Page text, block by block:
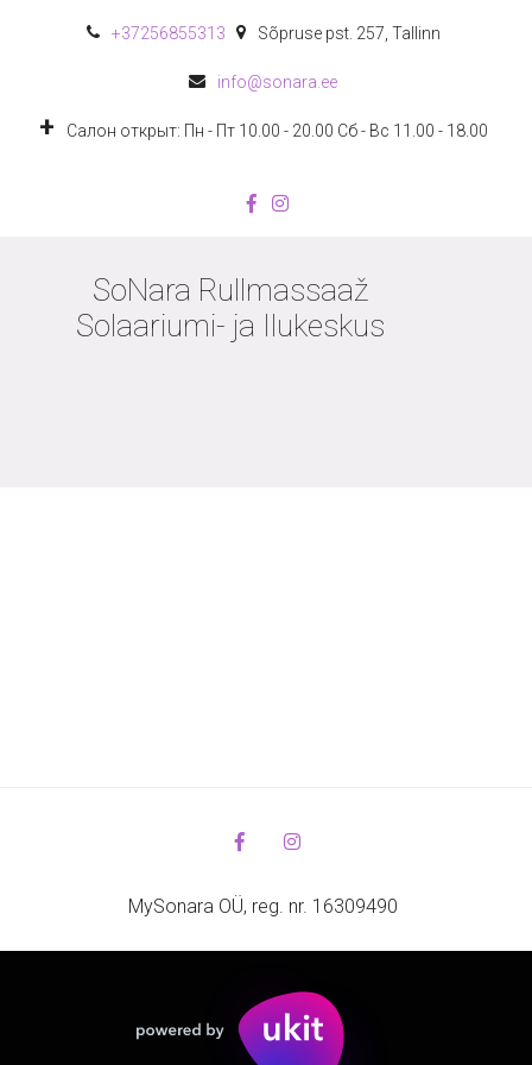
+37256855313 Sõpruse pst. 257 Tallinn
info@sonara.ee
Салон открыт: Пн - Пт 10.00 - 20.00 Сб - Вс 11.00 - 18.00
SoNara Rullmassaaž
Solaariumi- ja Ilukeskus
MySonara OÜ, reg. nr. 16309490